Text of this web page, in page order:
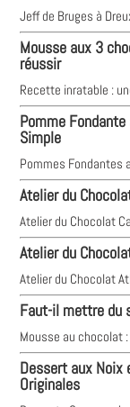
Jeff de Bruges à
Mousse aux 3
réussir
Recette inratable :
Pomme
Simple
Pommes Fondantes
Atelier du
Atelier du Chocolat
Atelier du
Atelier du Chocolat
Faut-il mettre du
Mousse au chocolat
Dessert aux
Originales